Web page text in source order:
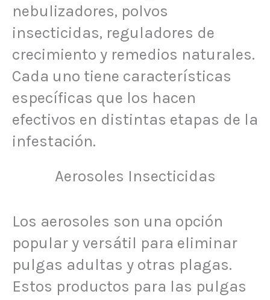
nebulizadores, polvos
insecticidas, reguladores de
crecimiento y remedios naturales.
Cada uno tiene características
específicas que los hacen
efectivos en distintas etapas de la
infestación.
Aerosoles Insecticidas
Los aerosoles son una opción
popular y versátil para eliminar
pulgas adultas y otras plagas.
Estos productos para las pulgas